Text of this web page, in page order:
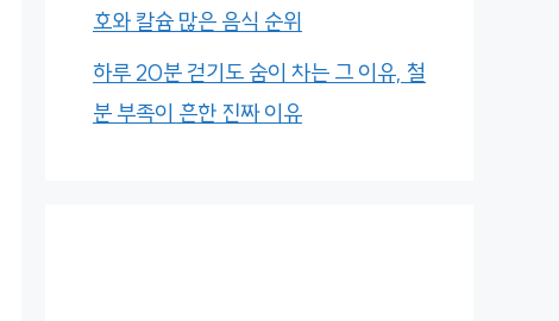
호와 칼슘 많은 음식 순위
하루 20분 걷기도 숨이 차는 그 이유, 철
분 부족이 흔한 진짜 이유